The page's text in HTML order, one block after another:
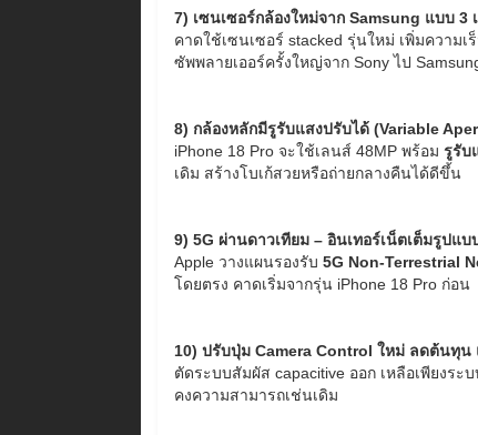
7) เซนเซอร์กล้องใหม่จาก Samsung แบบ 3
คาดใช้เซนเซอร์ stacked รุ่นใหม่ เพิ่มความ
ซัพพลายเออร์ครั้งใหญ่จาก Sony ไป
8) กล้องหลักมีรูรับแสงปรับได้ (Variable
iPhone 18 Pro จะใช้เลนส์ 48MP พร้อม รูรับ
เดิม สร้างโบเก้สวยหรือถ่ายกลางคืนได้ดีขึ้น
9) 5G ผ่านดาวเทียม – อินเทอร์เน็ตเต็มรูปแ
Apple วางแผนรองรับ 5G Non-Terrestrial
โดยตรง คาดเริ่มจากรุ่น iPhone 18 Pro ก่อน
10) ปรับปุ่ม Camera Control ใหม่ ลดต้นทุน
ตัดระบบสัมผัส capacitive ออก เหลือเพียงร
คงความสามารถเช่นเดิม